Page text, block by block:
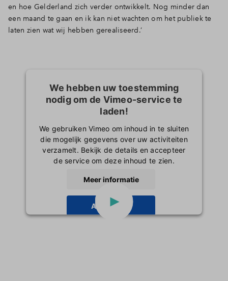
en hoe Gelderland zich verder ontwikkelt. Nog minder dan
een maand te gaan en ik kan niet wachten om het publiek te
laten zien wat wij hebben gerealiseerd.’
We hebben uw toestemming
nodig om de Vimeo-service te
laden!
We gebruiken Vimeo om inhoud in te sluiten
die mogelijk gegevens over uw activiteiten
verzamelt. Bekijk de details en accepteer
de service om deze inhoud te zien.
Meer informatie
Accepteren